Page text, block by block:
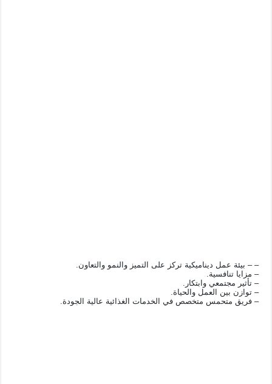
– – بيئة عمل ديناميكية تركز على التميز والنمو والتعاون.
– مزايا تنافسية.
– تأثير مجتمعي وابتكار.
– توازن بين العمل والحياة.
– فريق متحمس متخصص في الخدمات الغذائية عالية الجودة.